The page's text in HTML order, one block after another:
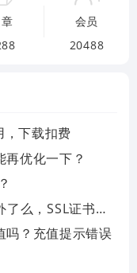
会员
20488
，下载扣费
优化一下？
SSL证书需要验证
吗？充值提示错误